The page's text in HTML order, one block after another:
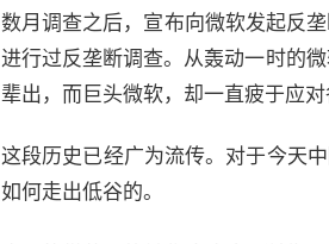
数月调查之后，宣布向微软发起反
进行过反垄断调查。从轰动一时的
辈出，而巨头微软，却一直疲于应
这段历史已经广为流传。对于今天
如何走出低谷的。